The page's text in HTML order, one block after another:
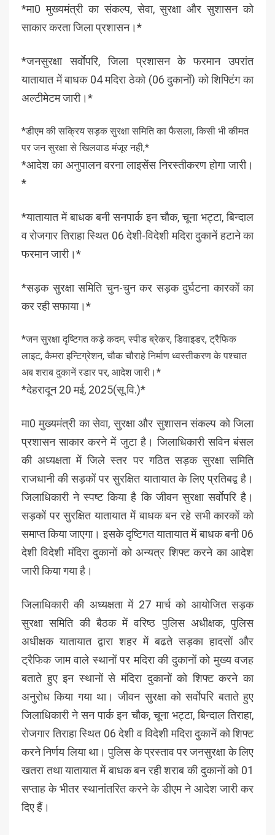
*मा0 मुख्यमंत्री का संकल्प, सेवा, सुरक्षा और सुशासन को
साकार करता जिला प्रशासन।*
*जनसुरक्षा सर्वाेपरि, जिला प्रशासन के फरमान उपरांत
यातायात में बाधक 04 मदिरा ठेको (06 दुकानों) को शिफ्टिंग का
अल्टीमेटम जारी।*
*डीएम की सक्रिय सड़क सुरक्षा समिति का फैसला, किसी भी कीमत
पर जन सुरक्षा से खिलवाड मंजूर नही,*
*आदेश का अनुपालन वरना लाइसेंस निरस्तीकरण होगा जारी।
*
*यातायात में बाधक बनी सनपार्क इन चौक, चूना भट्टा, बिन्दाल
व रोजगार तिराहा स्थित 06 देशी-विदेशी मदिरा दुकानें हटाने का
फरमान जारी।*
*सड़क सुरक्षा समिति चुन-चुन कर सड़क दुर्घटना कारकों का
कर रही सफाया।*
*जन सुरक्षा दृष्टिगत कड़े कदम, स्पीड ब्रेकर, डिवाइडर, ट्रैफिक
लाइट, कैमरा इन्टिग्रेशन, चौक चौराहे निर्माण ध्वस्तीकरण के पश्चात
अब शराब दुकानें रडार पर, आदेश जारी।*
*देहरादून 20 मई, 2025(सू.वि.)*
मा0 मुख्यमंत्री का सेवा, सुरक्षा और सुशासन संकल्प को जिला
प्रशासन साकार करने में जुटा है। जिलाधिकारी सविन बंसल
की अध्यक्षता में जिले स्तर पर गठित सड़क सुरक्षा समिति
राजधानी की सड़कों पर सुरक्षित यातायात के लिए प्रतिबद्व है।
जिलाधिकारी ने स्पष्ट किया है कि जीवन सुरक्षा सर्वाेपरि है।
सड़कों पर सुरक्षित यातायात में बाधक बन रहे सभी कारकों को
समाप्त किया जाएगा। इसके दृष्टिगत यातायात में बाधक बनी 06
देशी विदेशी मंदिरा दुकानों को अन्यत्र शिफ्ट करने का आदेश
जारी किया गया है।
जिलाधिकारी की अध्यक्षता में 27 मार्च को आयोजित सड़क
सुरक्षा समिति की बैठक में वरिष्ठ पुलिस अधीक्षक, पुलिस
अधीक्षक यातायात द्वारा शहर में बढते सड़का हादसों और
ट्रैफिक जाम वाले स्थानों पर मदिरा की दुकानों को मुख्य वजह
बताते हुए इन स्थानों से मंदिरा दुकानों को शिफ्ट करने का
अनुरोध किया गया था। जीवन सुरक्षा को सर्वाेपरि बताते हुए
जिलाधिकारी ने सन पार्क इन चौक, चूना भट्टा, बिन्दाल तिराहा,
रोजगार तिराहा स्थित 06 देशी व विदेशी मदिरा दुकानें को शिफ्ट
करने निर्णय लिया था। पुलिस के प्रस्ताव पर जनसुरक्षा के लिए
खतरा तथा यातायात में बाधक बन रही शराब की दुकानों को 01
सप्ताह के भीतर स्थानांतरित करने के डीएम ने आदेश जारी कर
दिए हैं।